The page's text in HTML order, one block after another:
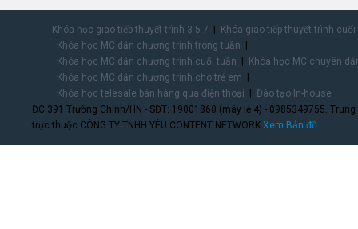
Khóa học giao tiếp thuyết trình 3-5-7
Khóa giao tiếp thuyết trình
Khóa học MC dẫn chương trình trong tuần
Khóa học MC dẫn chương trình cuối tuần
Khóa học MC chuyên
Khóa học MC dẫn chương trình cho trẻ em
Khóa học telesale bán hàng qua điện thoại
Đào tạo In-house
ĐC:391 Trường Chinh/HN - SĐT: 19001860 (máy lẻ 4) - 0985349755.
trực thuộc CÔNG TY TNHH YÊU CONTENT NETWORK.Xem Bản đồ